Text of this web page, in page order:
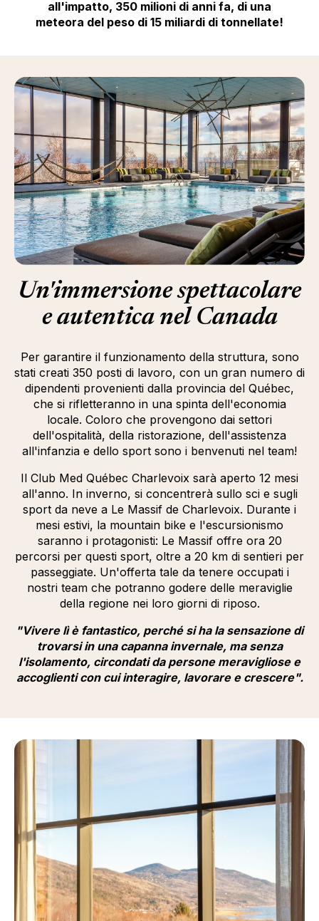
all'impatto, 350 milioni di anni fa, di una
meteora del peso di 15 miliardi di tonnellate!
Un'immersione spettacolare
e autentica nel Canada
Per garantire il funzionamento della struttura, sono
stati creati 350 posti di lavoro, con un gran numero di
dipendenti provenienti dalla provincia del Québec,
che si rifletteranno in una spinta dell'economia
locale. Coloro che provengono dai settori
dell'ospitalità, della ristorazione, dell'assistenza
all'infanzia e dello sport sono i benvenuti nel team!
Il Club Med Québec Charlevoix sarà aperto 12 mesi
all'anno. In inverno, si concentrerà sullo sci e sugli
sport da neve a Le Massif de Charlevoix. Durante i
mesi estivi, la mountain bike e l'escursionismo
saranno i protagonisti: Le Massif offre ora 20
percorsi per questi sport, oltre a 20 km di sentieri per
passeggiate. Un'offerta tale da tenere occupati i
nostri team che potranno godere delle meraviglie
della regione nei loro giorni di riposo.
"Vivere lì è fantastico, perché si ha la sensazione di
trovarsi in una capanna invernale, ma senza
l'isolamento, circondati da persone meravigliose e
accoglienti con cui interagire, lavorare e crescere".